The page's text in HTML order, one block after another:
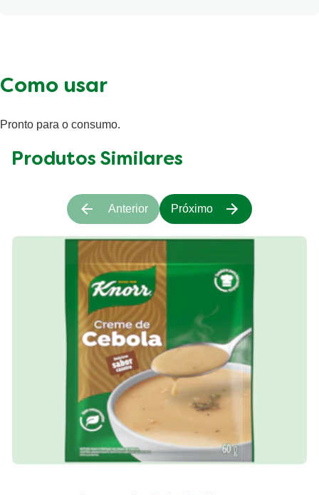
Como usar
Pronto para o consumo.
Produtos Similares
Anterior Próximo